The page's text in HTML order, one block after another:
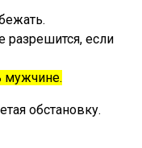
разрешится, если
мужчине.
обстановку.